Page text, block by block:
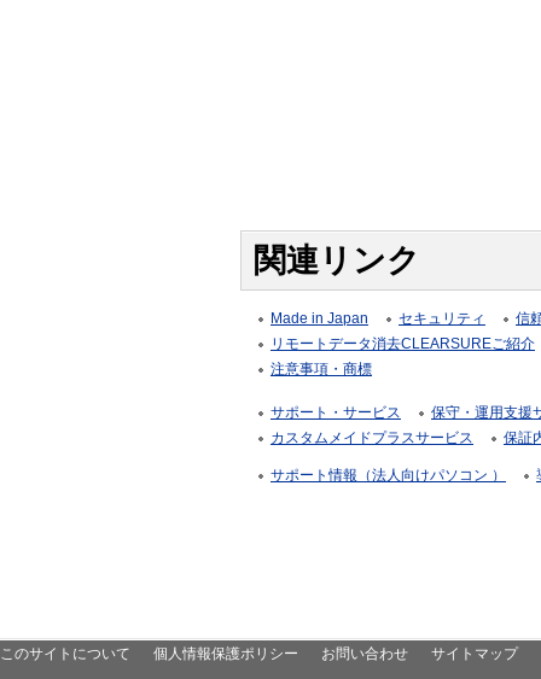
関連リンク
Made in Japan セキュリティ
信
リモートデータ消去CLEARSUREご紹介
注意事項・商標
サポート・サービス
保守・運用支援
カスタムメイドプラスサービス
保証
サポート情報（法人向けパソコン ）
このサイトについて 個人情報保護ポリシー お問い合わせ サイトマップ